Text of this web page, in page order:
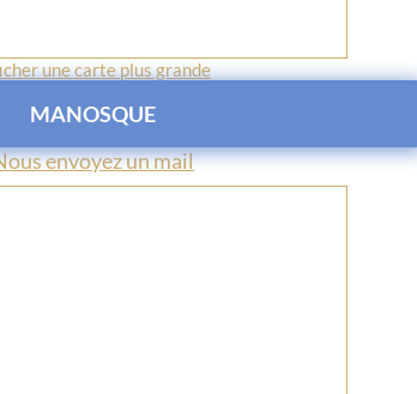
une carte plus grande
MANOSQUE
envoyez un mail